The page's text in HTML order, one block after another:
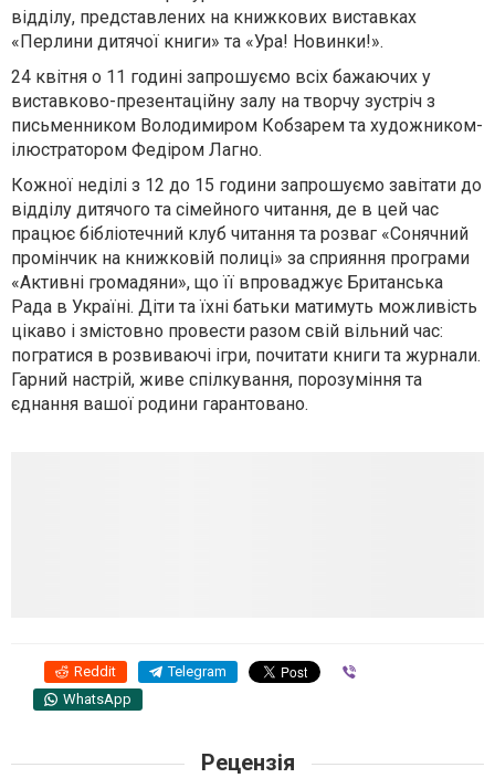
відділу, представлених на книжкових виставках
«Перлини дитячої книги» та «Ура! Новинки!».
24 квітня о 11 годині запрошуємо всіх бажаючих у
виставково-презентаційну залу на творчу зустріч з
письменником Володимиром Кобзарем та художником-
ілюстратором Федіром Лагно.
Кожної неділі з 12 до 15 години запрошуємо завітати до
відділу дитячого та сімейного читання, де в цей час
працює бібліотечний клуб читання та розваг «Сонячний
промінчик на книжковій полиці» за сприяння програми
«Активні громадяни», що її впроваджує Британська
Рада в Україні. Діти та їхні батьки матимуть можливість
цікаво і змістовно провести разом свій вільний час:
погратися в розвиваючі ігри, почитати книги та журнали.
Гарний настрій, живе спілкування, порозуміння та
єднання вашої родини гарантовано.
Reddit Telegram
WhatsApp
Рецензія